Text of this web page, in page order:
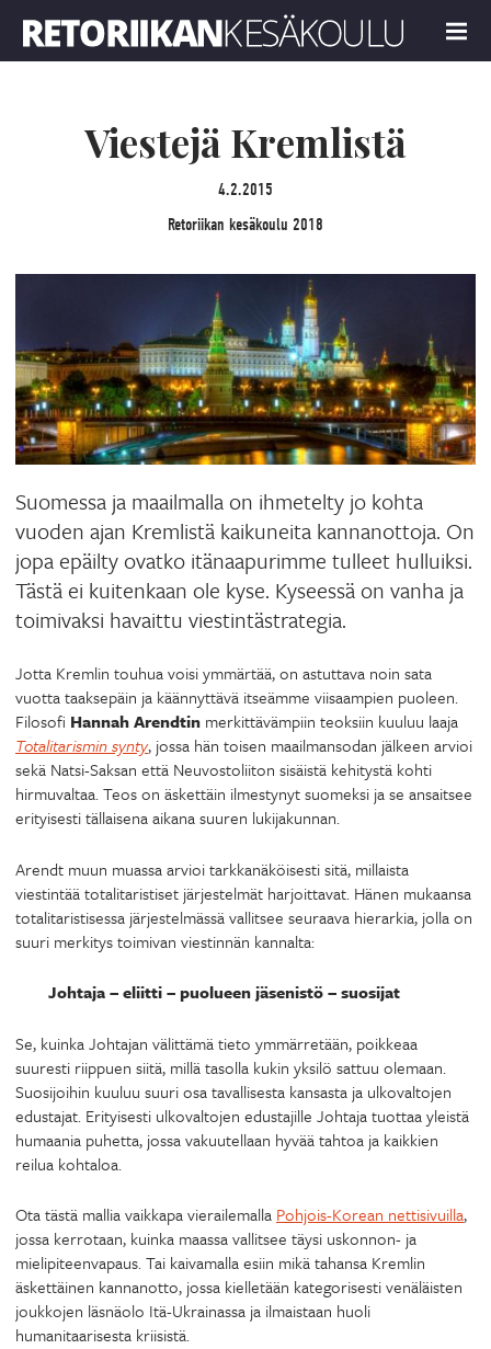
MENU
Viestejä Kremlistä
4.2.2015
Retoriikan kesäkoulu 2018
Suomessa ja maailmalla on ihmetelty jo kohta
vuoden ajan Kremlistä kaikuneita kannanottoja. On
jopa epäilty ovatko itänaapurimme tulleet hulluiksi.
Tästä ei kuitenkaan ole kyse. Kyseessä on vanha ja
toimivaksi havaittu viestintästrategia.
Jotta Kremlin touhua voisi ymmärtää, on astuttava noin sata
vuotta taaksepäin ja käännyttävä itseämme viisaampien puoleen.
Filosofi Hannah Arendtin merkittävämpiin teoksiin kuuluu laaja
Totalitarismin synty, jossa hän toisen maailmansodan jälkeen arvioi
sekä Natsi-Saksan että Neuvostoliiton sisäistä kehitystä kohti
hirmuvaltaa. Teos on äskettäin ilmestynyt suomeksi ja se ansaitsee
erityisesti tällaisena aikana suuren lukijakunnan.
Arendt muun muassa arvioi tarkkanäköisesti sitä, millaista
viestintää totalitaristiset järjestelmät harjoittavat. Hänen mukaansa
totalitaristisessa järjestelmässä vallitsee seuraava hierarkia, jolla on
suuri merkitys toimivan viestinnän kannalta:
Johtaja – eliitti – puolueen jäsenistö – suosijat
Se, kuinka Johtajan välittämä tieto ymmärretään, poikkeaa
suuresti riippuen siitä, millä tasolla kukin yksilö sattuu olemaan.
Suosijoihin kuuluu suuri osa tavallisesta kansasta ja ulkovaltojen
edustajat. Erityisesti ulkovaltojen edustajille Johtaja tuottaa yleistä
humaania puhetta, jossa vakuutellaan hyvää tahtoa ja kaikkien
reilua kohtaloa.
Ota tästä mallia vaikkapa vierailemalla Pohjois-Korean nettisivuilla,
jossa kerrotaan, kuinka maassa vallitsee täysi uskonnon- ja
mielipiteenvapaus. Tai kaivamalla esiin mikä tahansa Kremlin
äskettäinen kannanotto, jossa kielletään kategorisesti venäläisten
joukkojen läsnäolo Itä-Ukrainassa ja ilmaistaan huoli
humanitaarisesta kriisistä.